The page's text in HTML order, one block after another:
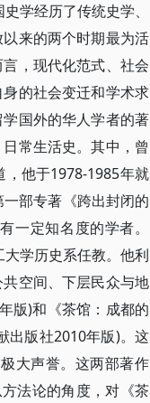
学经历了传统史学、
来的两个时期最为活
，现代化范式、社会
的社会变迁和学术求
国外的华人学者的著
常生活史。其中，曾
他于1978-1985年就
部专著《跨出封闭的
定知名度的学者。
学历史系任教。他利
空间、下层民众与地
版)和《茶馆：成都的
出版社2010年版)。这
大声誉。这两部著作
法论的角度，对《茶